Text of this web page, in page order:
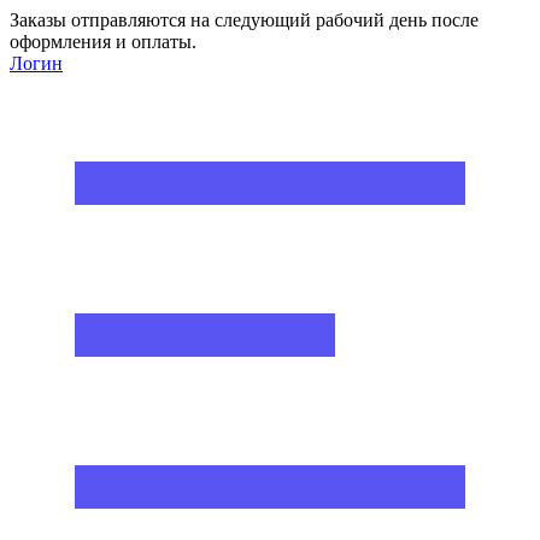
Заказы отправляются на следующий рабочий день после
оформления и оплаты.
Логин